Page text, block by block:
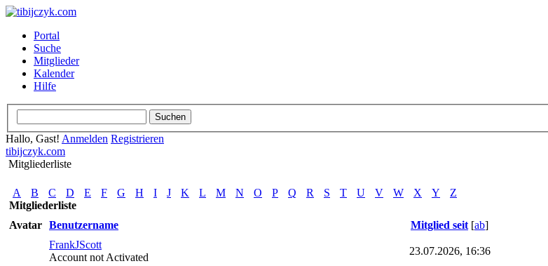
Portal
Suche
Mitglieder
Kalender
Hilfe
Hallo, Gast! Anmelden Registrieren
tibijczyk.com
Mitgliederliste
A B C D E F G H I J K L M N O P Q R S T U V W X Y
Z
Mitgliederliste
Avatar Benutzername Mitglied seit [ab]
FrankJScott
Account not Activated
23.07.2026, 16:36